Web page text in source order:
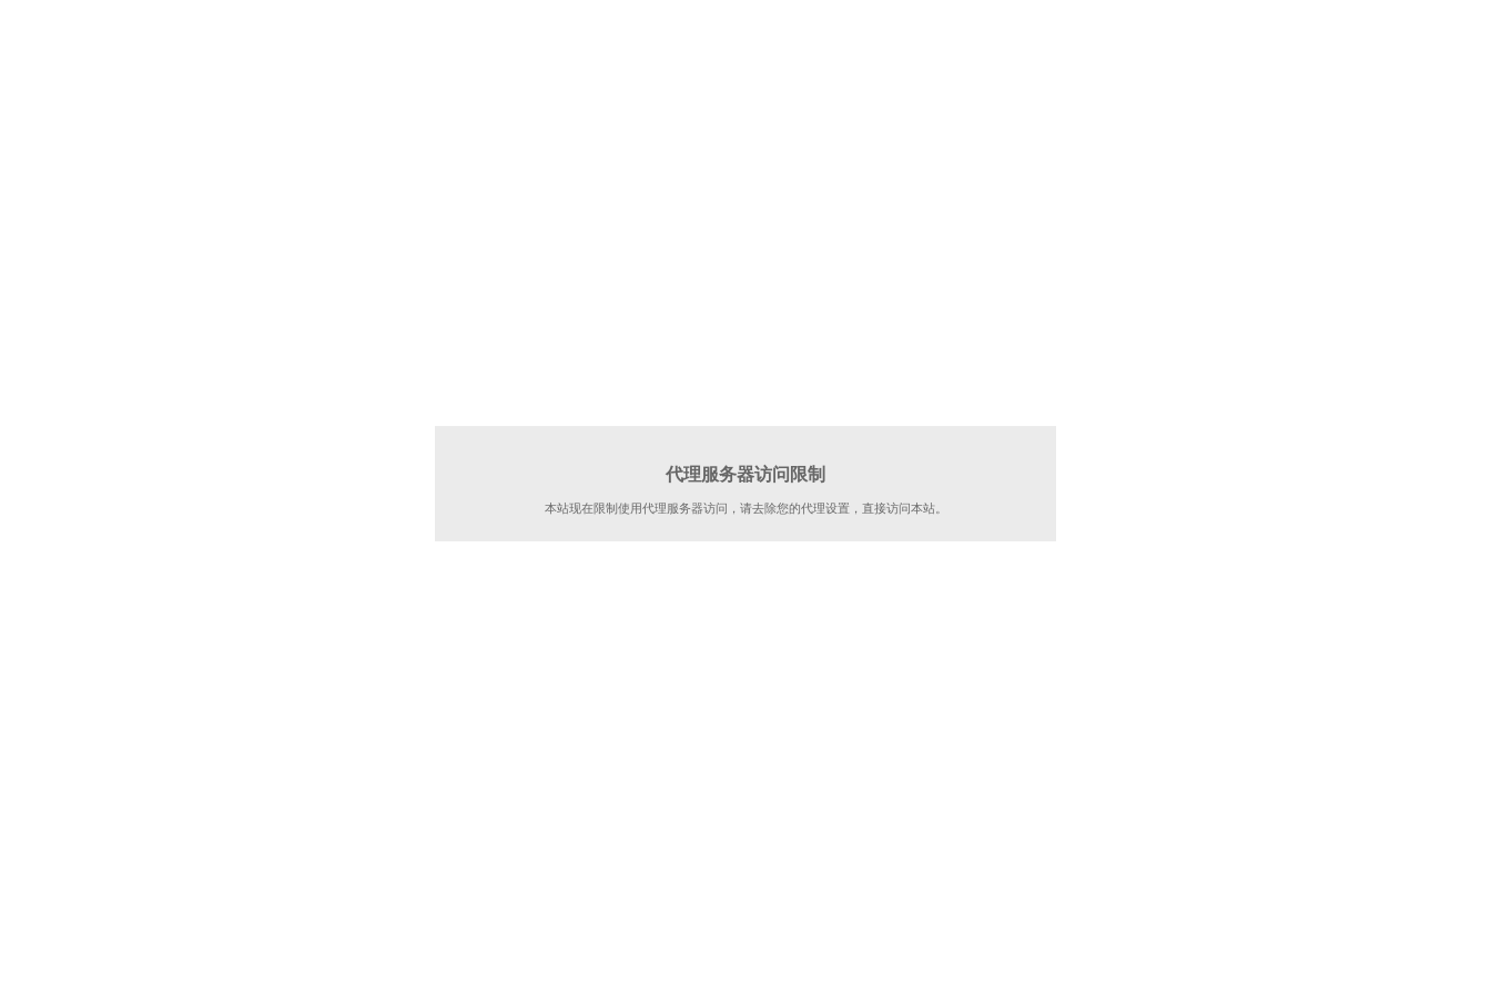
代理服务器访问限制
本站现在限制使用代理服务器访问，请去除您的代理设置，直接访问本站。